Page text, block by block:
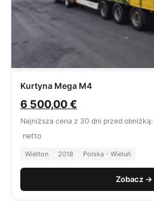
Kurtyna Mega M4
6 500,00€
Najniższa cena z 30 dni przed obniżką:
netto
Wielton 2018 Polska - Wieluń
Zobacz →